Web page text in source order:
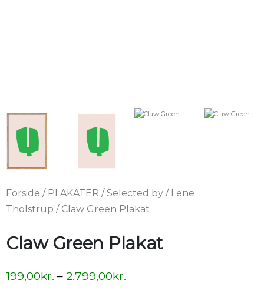
Forside / PLAKATER /Selected by / Lene
Tholstrup / Claw Green Plakat
Claw Green Plakat
199,00kr. – 2.799,00kr.